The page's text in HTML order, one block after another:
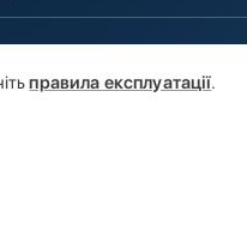
правила експлуатації.